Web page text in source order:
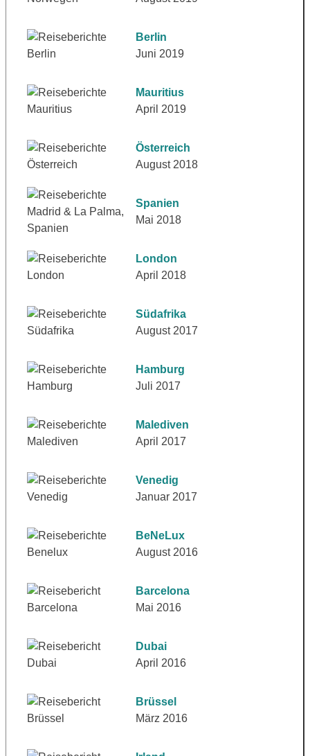
Berlin
Juni 2019
Mauritius
April 2019
Österreich
August 2018
Spanien
Mai 2018
London
April 2018
Südafrika
August 2017
Hamburg
Juli 2017
Malediven
April 2017
Venedig
Januar 2017
BeNeLux
August 2016
Barcelona
Mai 2016
Dubai
April 2016
Brüssel
März 2016